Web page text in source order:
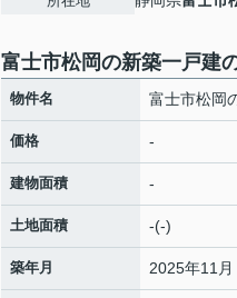
富士市松岡の新築一戸建
物件名 富士市松岡
価格 -
建物面積 -
土地面積 -(-)
築年月 2025年11月